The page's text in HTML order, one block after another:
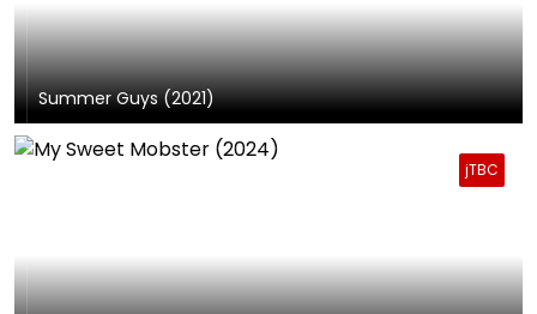
Summer Guys (2021)
jTBC